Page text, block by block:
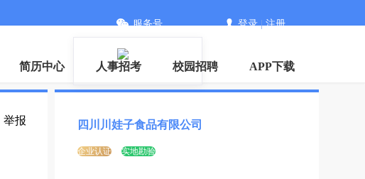
微信
服务号 登录|注册
简历中心 人事招考 校园招聘 APP下载
举报 四川川娃子食品有限公司
企业认证 实地勘验